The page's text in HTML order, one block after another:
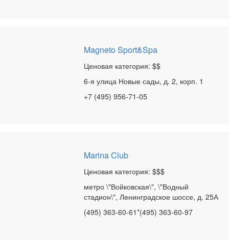
Magneto Sport&Spa
Ценовая категория: $$
6-я улица Новые сады, д. 2, корп. 1
+7 (495) 956-71-05
Marina Club
Ценовая категория: $$$
метро \"Войковская\", \"Водный
стадион\", Ленинградское шоссе, д. 25А
(495) 363-60-61*(495) 363-60-97